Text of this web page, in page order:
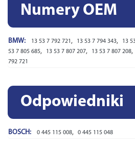
Numery OEM
BMW: 13 53 7 792 721 , 13 53 7 794 343, 13
53 7 805 685, 13 53 7 807 207, 13 53 7 807 208,
792 721
Odpowiedniki
BOSCH: 0 445 115 008, 0 445 115 048